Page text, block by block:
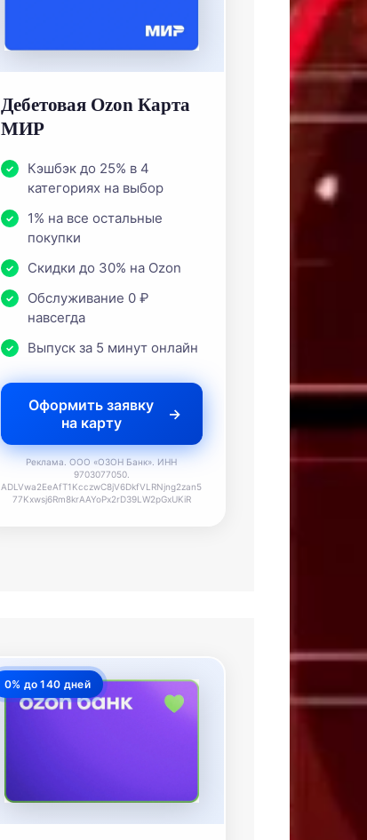
Дебетовая Ozon Карта
МИР
Кэшбэк до 25% в 4
категориях на выбор
1% на все остальные
покупки
Скидки до 30% на Ozon
Обслуживание 0 ₽
навсегда
Выпуск за 5 минут онлайн
Оформить заявку
на карту
Реклама. ООО «ОЗОН Банк». ИНН
9703077050.
ADLVwa2EeAfT1KcczwC8jV6DkfVLRNjng2zan5
77Kxwsj6Rm8krAAYoPx2rD39LW2pGxUKiR
0% до 140 дней